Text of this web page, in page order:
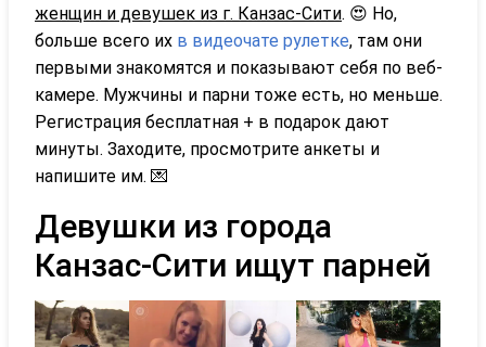
женщин и девушек из г. Канзас-Сити. 😍 Но,
больше всего их в видеочате рулетке, там они
первыми знакомятся и показывают себя по веб-
камере. Мужчины и парни тоже есть, но меньше.
Регистрация бесплатная + в подарок дают
минуты. Заходите, просмотрите анкеты и
напишите им. 💌
Девушки из города
Канзас-Сити ищут парней